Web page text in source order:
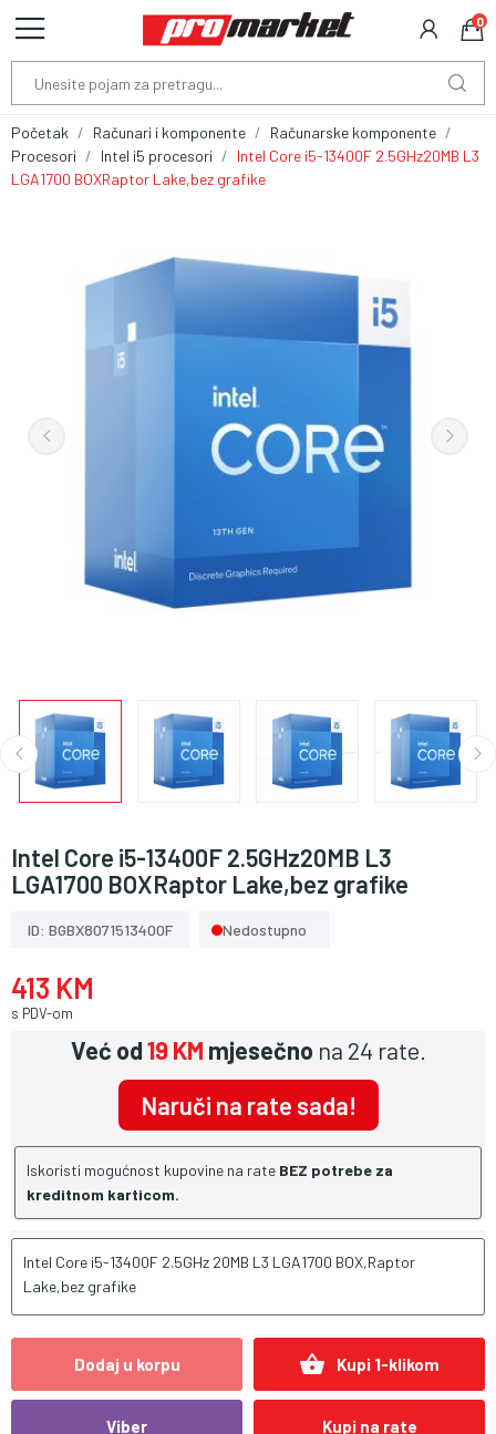
0
Početak Računari i komponente
Računarske komponente
Procesori
Intel i5 procesori
Intel Core i5-13400F 2.5GHz20MB L3
LGA1700 BOXRaptor Lake,bez grafike
Intel Core i5-13400F 2.5GHz20MB L3
LGA1700 BOXRaptor Lake,bez grafike
ID: BGBX8071513400F Nedostupno
413 KM
s PDV-om
Već od19 KM mjesečno na 24 rate.
Naruči na rate sada!
Iskoristi mogućnost kupovine na rate BEZ potrebe za
kreditnom karticom.
Intel Core i5-13400F 2.5GHz 20MB L3 LGA1700 BOX,Raptor
Lake,bez grafike
Dodaj u korpu shopping_basket Kupi 1-klikom
Viber Kupi na rate